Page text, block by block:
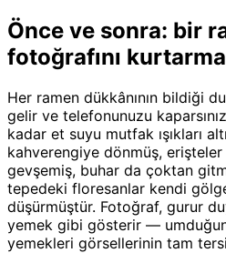
Önce ve sonra: bir
fotoğrafını
Her ramen dükkânının bildiği
gelir ve telefonunuzu
kadar et suyu mutfak ışıkları
kahverengiye dönmüş,
gevşemiş, buhar da çoktan
tepedeki floresanlar kendi
düşürmüştür. Fotoğraf, gurur
yemek gibi gösterir —
yemekleri görsellerinin tam